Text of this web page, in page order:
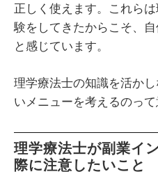
正しく使えます。これら
験をしてきたからこそ、
と感じています。
理学療法士の知識を活か
いメニューを考えるのっ
理学療法士が副業イ
際に注意したいこと